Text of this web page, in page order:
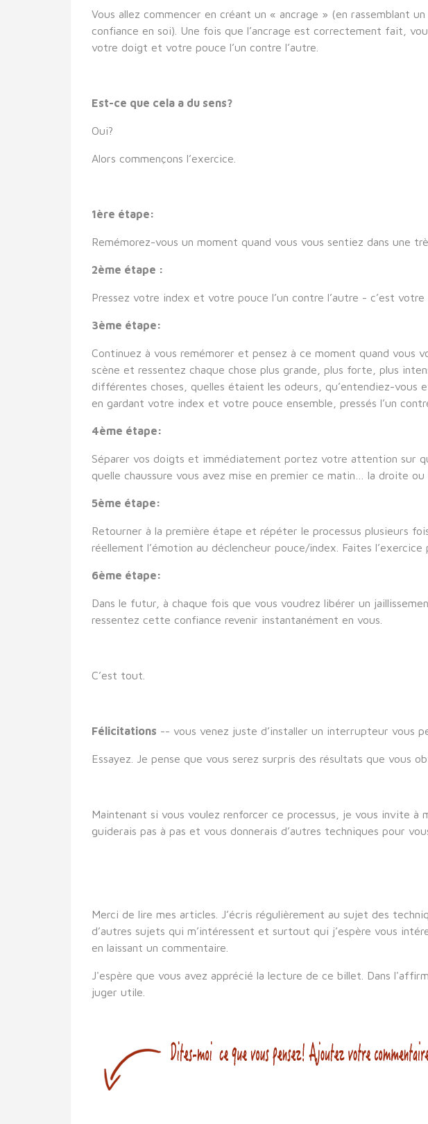
Vous allez commencer en créant un « ancrage » (en rassemblant
confiance en soi). Une fois que l’ancrage est correctement fait,
votre doigt et votre pouce l’un contre l’autre.
Est-ce que cela a du sens?
Oui?
Alors commençons l’exercice.
1ère étape:
Remémorez-vous un moment quand vous vous sentiez dans une
2ème étape :
Pressez votre index et votre pouce l’un contre l’autre - c’est votre
3ème étape:
Continuez à vous remémorer et pensez à ce moment quand vous
scène et ressentez chaque chose plus grande, plus forte, plus
différentes choses, quelles étaient les odeurs, qu’entendiez-
en gardant votre index et votre pouce ensemble, pressés l’un
4ème étape:
Séparer vos doigts et immédiatement portez votre attention sur
quelle chaussure vous avez mise en premier ce matin… la droite ou
5ème étape:
Retourner à la première étape et répéter le processus plusieurs
réellement l’émotion au déclencheur pouce/index. Faites
6ème étape:
Dans le futur, à chaque fois que vous voudrez libérer un
ressentez cette confiance revenir instantanément en vous.
C’est tout.
Félicitations -- vous venez juste d’installer un interrupteur vous
Essayez. Je pense que vous serez surpris des résultats que vous
Maintenant si vous voulez renforcer ce processus, je vous invite
guiderais pas à pas et vous donnerais d’autres techniques pour
Merci de lire mes articles. J’écris régulièrement au sujet des
d’autres sujets qui m’intéressent et surtout qui j’espère vous
en laissant un commentaire.
J'espère que vous avez apprécié la lecture de ce billet. Dans
juger utile.